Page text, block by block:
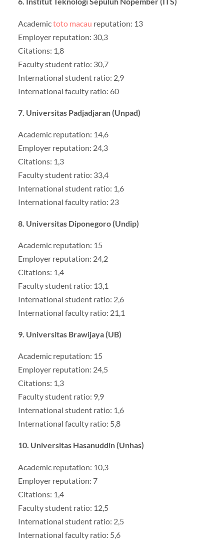
Academictoto macau reputation: 13
Employer reputation: 30,3
Citations: 1,8
Faculty student ratio: 30,7
International student ratio: 2,9
International faculty ratio: 60
7. Universitas Padjadjaran (Unpad)
Academic reputation: 14,6
Employer reputation: 24,3
Citations: 1,3
Faculty student ratio: 33,4
International student ratio: 1,6
International faculty ratio: 23
8. Universitas Diponegoro (Undip)
Academic reputation: 15
Employer reputation: 24,2
Citations: 1,4
Faculty student ratio: 13,1
International student ratio: 2,6
International faculty ratio: 21,1
9. Universitas Brawijaya (UB)
Academic reputation: 15
Employer reputation: 24,5
Citations: 1,3
Faculty student ratio: 9,9
International student ratio: 1,6
International faculty ratio: 5,8
10. Universitas Hasanuddin (Unhas)
Academic reputation: 10,3
Employer reputation: 7
Citations: 1,4
Faculty student ratio: 12,5
International student ratio: 2,5
International faculty ratio: 5,6